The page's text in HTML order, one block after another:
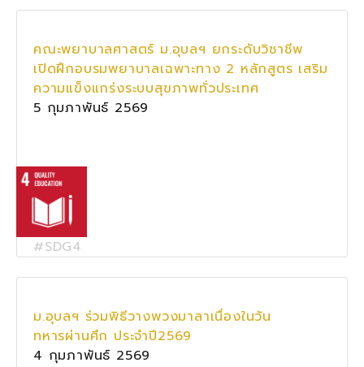
คณะพยาบาลศาสตร์ ม.อุบลฯ ยกระดับวิชาชีพ
เปิดฝึกอบรมพยาบาลเฉพาะทาง 2 หลักสูตร เสริม
ความแข็งแกร่งระบบสุขภาพทั่วประเทศ
5 กุมภาพันธ์ 2569
#SDG4
ม.อุบลฯ ร่วมพิธีวางพวงมาลาเนื่องในวัน
ทหารผ่านศึก ประจำปี2569
4 กุมภาพันธ์ 2569